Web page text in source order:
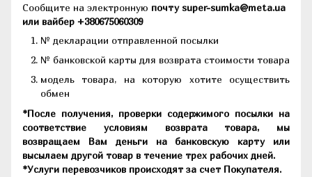
Сообщите на электронную почту super-sumka@meta.ua
или вайбер +380675060309
№ декларации отправленной посылки
№ банковской карты для возврата стоимости товара
модель товара, на которую хотите осуществить
обмен
*После получения, проверки содержимого посылки на
соответствие условиям возврата товара, мы
возвращаем Вам деньги на банковскую карту или
высылаем другой товар в течение трех рабочих дней.
*Услуги перевозчиков происходят за счет Покупателя.